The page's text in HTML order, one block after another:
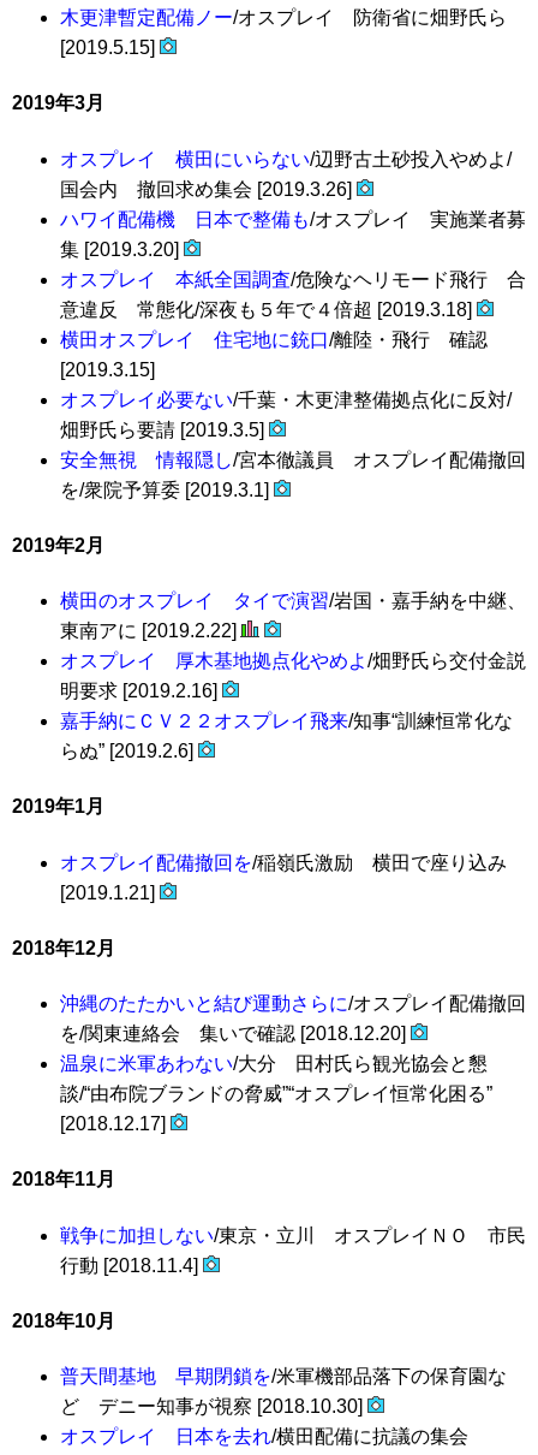
木更津暫定配備ノー/オスプレイ 防衛省に畑野氏ら
[2019.5.15]
2019年3月
オスプレイ 横田にいらない/辺野古土砂投入やめよ/
国会内 撤回求め集会 [2019.3.26]
ハワイ配備機 日本で整備も/オスプレイ 実施業者募
集 [2019.3.20]
オスプレイ 本紙全国調査/危険なヘリモード飛行 合
意違反 常態化/深夜も５年で４倍超 [2019.3.18]
横田オスプレイ 住宅地に銃口/離陸・飛行 確認
[2019.3.15]
オスプレイ必要ない/千葉・木更津整備拠点化に反対/
畑野氏ら要請 [2019.3.5]
安全無視 情報隠し/宮本徹議員 オスプレイ配備撤回
を/衆院予算委 [2019.3.1]
2019年2月
横田のオスプレイ タイで演習/岩国・嘉手納を中継、
東南アに [2019.2.22]
オスプレイ 厚木基地拠点化やめよ/畑野氏ら交付金説
明要求 [2019.2.16]
嘉手納にＣＶ２２オスプレイ飛来/知事“訓練恒常化な
らぬ” [2019.2.6]
2019年1月
オスプレイ配備撤回を/稲嶺氏激励 横田で座り込み
[2019.1.21]
2018年12月
沖縄のたたかいと結び運動さらに/オスプレイ配備撤回
を/関東連絡会 集いで確認 [2018.12.20]
温泉に米軍あわない/大分 田村氏ら観光協会と懇
談/“由布院ブランドの脅威”“オスプレイ恒常化困る”
[2018.12.17]
2018年11月
戦争に加担しない/東京・立川 オスプレイＮＯ 市民
行動 [2018.11.4]
2018年10月
普天間基地 早期閉鎖を/米軍機部品落下の保育園な
ど デニー知事が視察 [2018.10.30]
オスプレイ 日本を去れ/横田配備に抗議の集会